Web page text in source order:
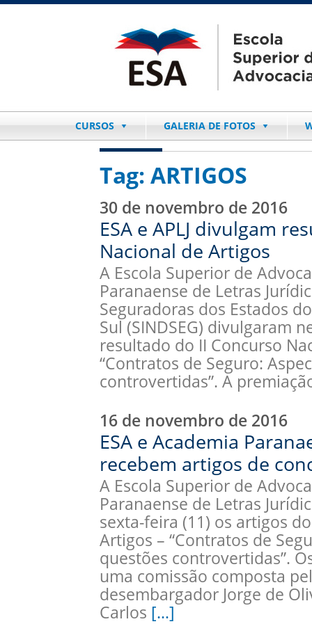
CURSOS GALERIA DE FOTOS
Tag: ARTIGOS
30 de novembro de 2016
ESA e APLJ divulgam
Nacional de Artigos
A Escola Superior de
Paranaense de Letras
Seguradoras dos Estados
Sul (SINDSEG) divulgaram
resultado do II Concurso
“Contratos de Seguro:
controvertidas”. A
16 de novembro de 2016
ESA e Academia
recebem artigos de
A Escola Superior de
Paranaense de Letras
sexta-feira (11) os artigos
Artigos – “Contratos de
questões controvertidas”.
uma comissão composta
desembargador Jorge de
Carlos […]